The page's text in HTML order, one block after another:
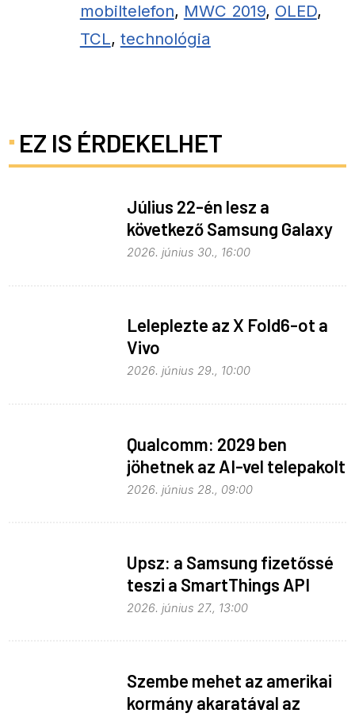
mobiltelefon, MWC 2019, OLED,
TCL, technológia
EZ IS ÉRDEKELHET
Július 22-én lesz a
következő Samsung Galaxy
Unpacked – ez várható
2026. június 30., 16:00
Leleplezte az X Fold6-ot a
Vivo
2026. június 29., 10:00
Qualcomm: 2029 ben
jöhetnek az AI-vel telepakolt
6G-s telefonok
2026. június 28., 09:00
Upsz: a Samsung fizetőssé
teszi a SmartThings API
hozzáférést
2026. június 27., 13:00
Szembe mehet az amerikai
kormány akaratával az